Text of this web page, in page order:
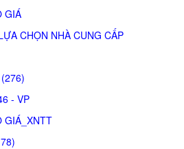
GIÁ
CHỌN NHÀ CUNG CẤP
- VP
GIÁ_XNTT